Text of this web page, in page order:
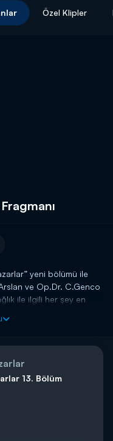
Özel Klipler
yeni bölümü ile
ve Op.Dr. C.Genco
ile ilgili her şey en
Dr. Tuğra Yanık,
Gürçay ve Sosyal
bilgileriyle "Sağlıklı
Kanal D’de.
13. Bölüm